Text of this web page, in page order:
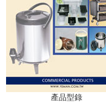
產品型錄